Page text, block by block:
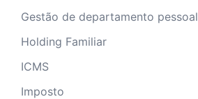
Gestão de departamento pessoal
Holding Familiar
ICMS
Imposto